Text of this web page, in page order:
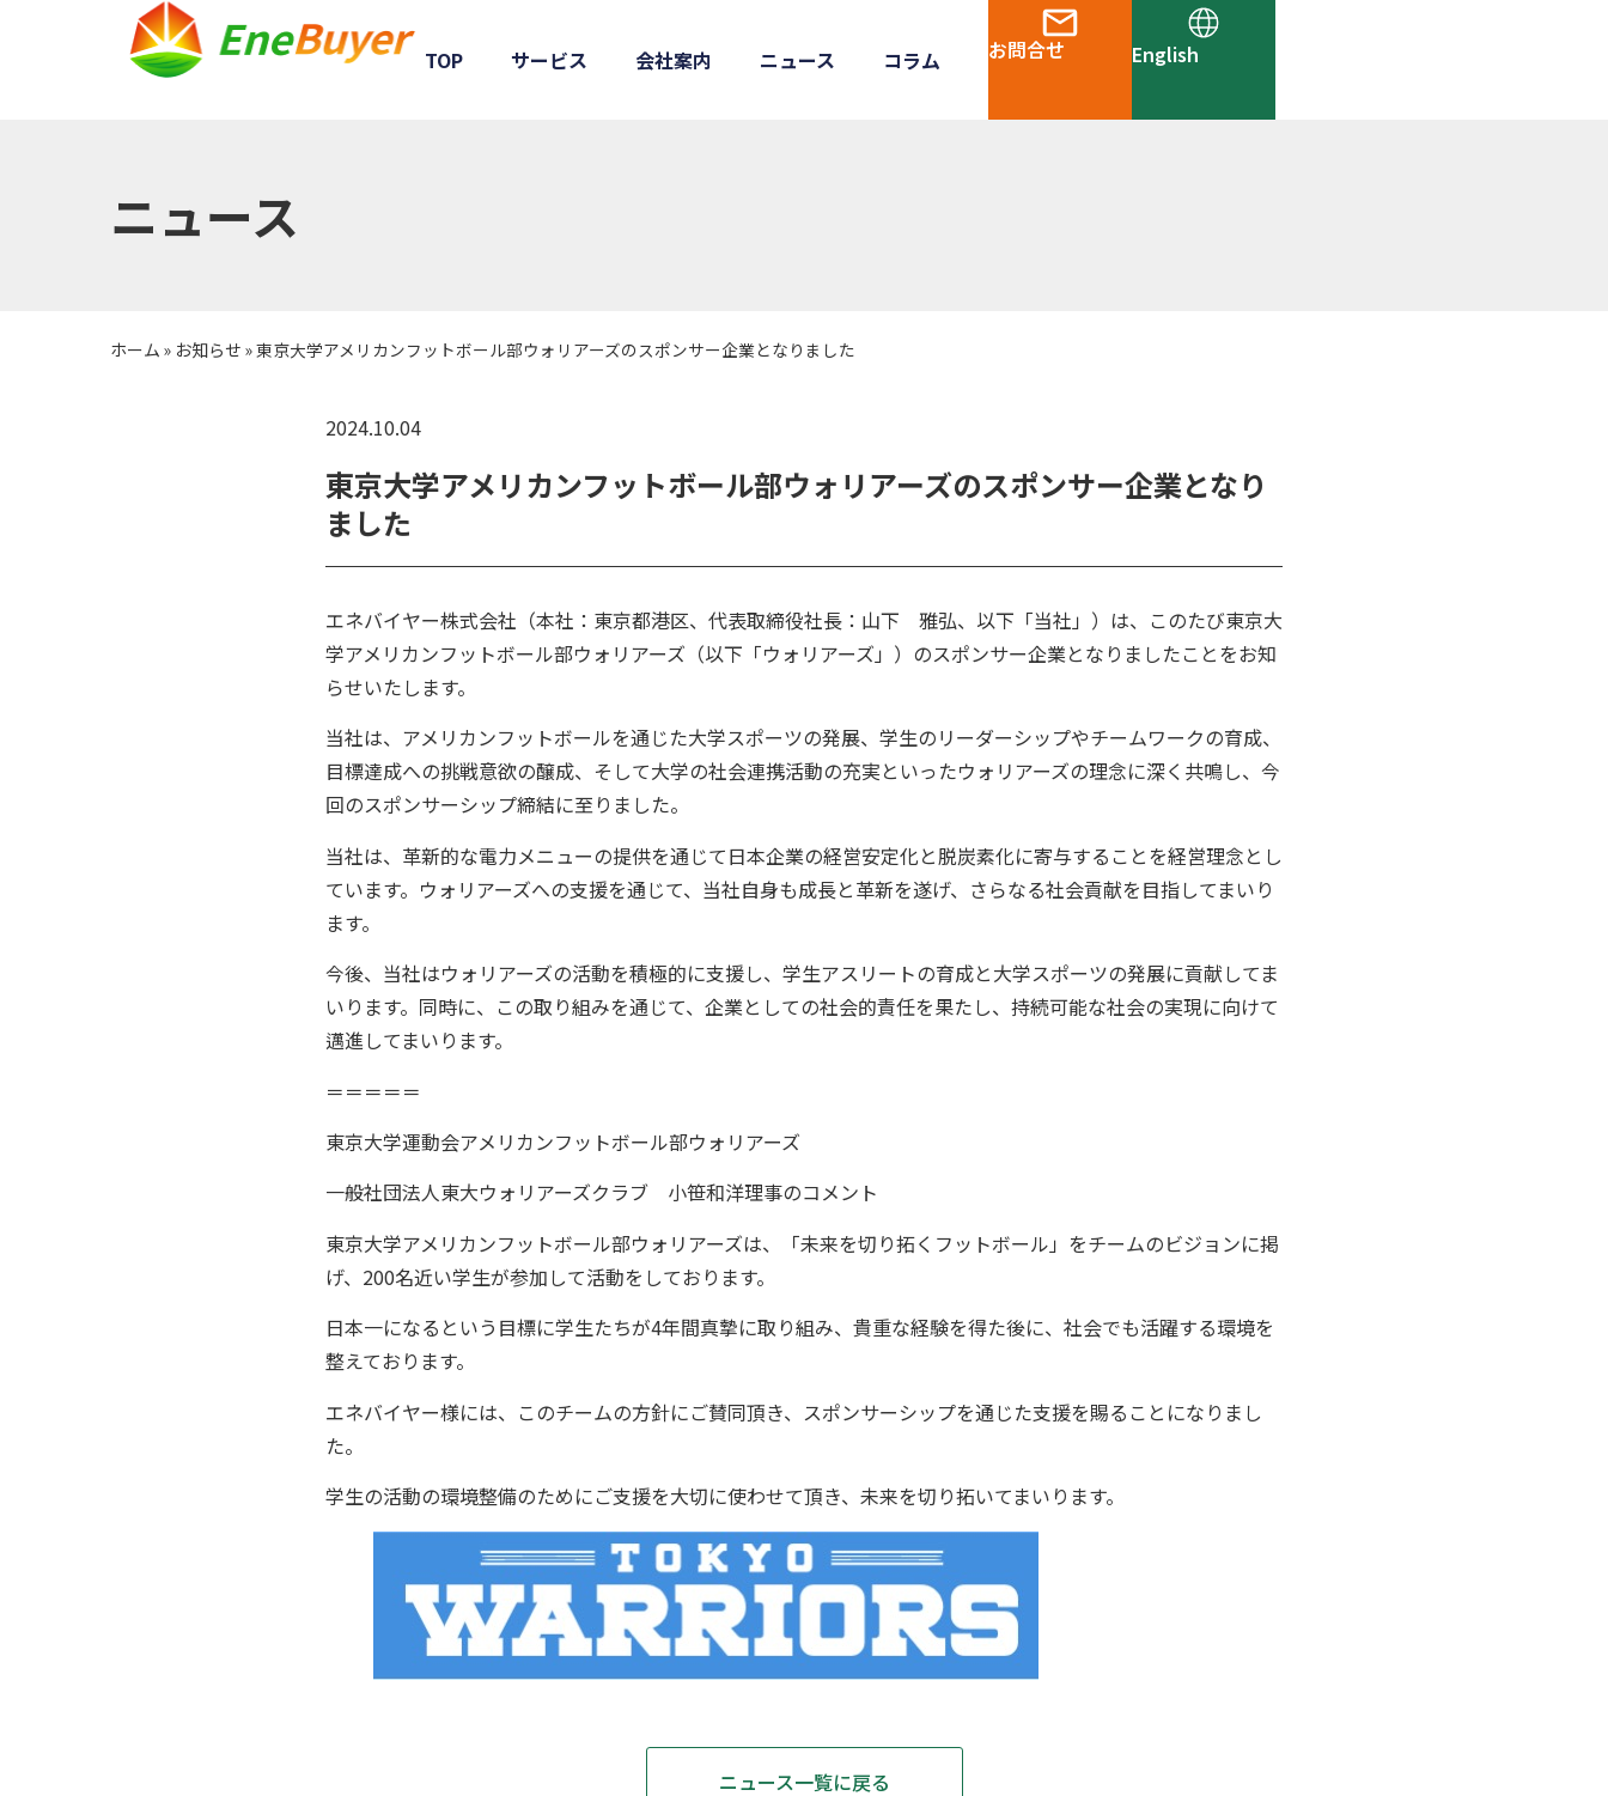
TOP サービス 会社案内 ニュース コラム お問合せ English
⁨⁩ニュース
ホーム » お知らせ »東京大学アメリカンフットボール部ウォリアーズのスポンサー企業となりました
2024.10.04
東京大学アメリカンフットボール部ウォリアーズのスポンサー企業となり
ました
エネバイヤー株式会社（本社：東京都港区、代表取締役社長：山下 雅弘、以下「当社」）は、このたび東京大
学アメリカンフットボール部ウォリアーズ（以下「ウォリアーズ」）のスポンサー企業となりましたことをお知
らせいたします。
当社は、アメリカンフットボールを通じた大学スポーツの発展、学生のリーダーシップやチームワークの育成、
目標達成への挑戦意欲の醸成、そして大学の社会連携活動の充実といったウォリアーズの理念に深く共鳴し、今
回のスポンサーシップ締結に至りました。
当社は、革新的な電力メニューの提供を通じて日本企業の経営安定化と脱炭素化に寄与することを経営理念とし
ています。ウォリアーズへの支援を通じて、当社自身も成長と革新を遂げ、さらなる社会貢献を目指してまいり
ます。
今後、当社はウォリアーズの活動を積極的に支援し、学生アスリートの育成と大学スポーツの発展に貢献してま
いります。同時に、この取り組みを通じて、企業としての社会的責任を果たし、持続可能な社会の実現に向けて
邁進してまいります。
＝＝＝＝＝
東京大学運動会アメリカンフットボール部ウォリアーズ
一般社団法人東大ウォリアーズクラブ 小笹和洋理事のコメント
東京大学アメリカンフットボール部ウォリアーズは、「未来を切り拓くフットボール」をチームのビジョンに掲
げ、200名近い学生が参加して活動をしております。
日本一になるという目標に学生たちが4年間真摯に取り組み、貴重な経験を得た後に、社会でも活躍する環境を
整えております。
エネバイヤー様には、このチームの方針にご賛同頂き、スポンサーシップを通じた支援を賜ることになりまし
た。
学生の活動の環境整備のためにご支援を大切に使わせて頂き、未来を切り拓いてまいります。
ニュース一覧に戻る